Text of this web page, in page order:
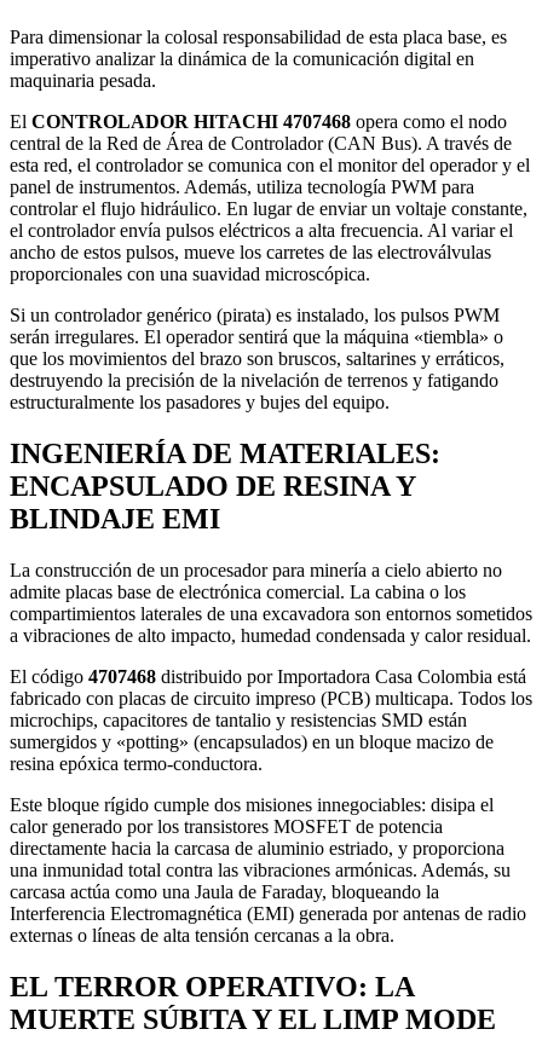
Para dimensionar la colosal responsabilidad de esta placa base, es
imperativo analizar la dinámica de la comunicación digital en
maquinaria pesada.
El CONTROLADOR HITACHI 4707468 opera como el nodo
central de la Red de Área de Controlador (CAN Bus). A través de
esta red, el controlador se comunica con el monitor del operador y el
panel de instrumentos. Además, utiliza tecnología PWM para
controlar el flujo hidráulico. En lugar de enviar un voltaje constante,
el controlador envía pulsos eléctricos a alta frecuencia. Al variar el
ancho de estos pulsos, mueve los carretes de las electroválvulas
proporcionales con una suavidad microscópica.
Si un controlador genérico (pirata) es instalado, los pulsos PWM
serán irregulares. El operador sentirá que la máquina «tiembla» o
que los movimientos del brazo son bruscos, saltarines y erráticos,
destruyendo la precisión de la nivelación de terrenos y fatigando
estructuralmente los pasadores y bujes del equipo.
INGENIERÍA DE MATERIALES:
ENCAPSULADO DE RESINA Y
BLINDAJE EMI
La construcción de un procesador para minería a cielo abierto no
admite placas base de electrónica comercial. La cabina o los
compartimientos laterales de una excavadora son entornos sometidos
a vibraciones de alto impacto, humedad condensada y calor residual.
El código 4707468 distribuido por Importadora Casa Colombia está
fabricado con placas de circuito impreso (PCB) multicapa. Todos los
microchips, capacitores de tantalio y resistencias SMD están
sumergidos y «potting» (encapsulados) en un bloque macizo de
resina epóxica termo-conductora.
Este bloque rígido cumple dos misiones innegociables: disipa el
calor generado por los transistores MOSFET de potencia
directamente hacia la carcasa de aluminio estriado, y proporciona
una inmunidad total contra las vibraciones armónicas. Además, su
carcasa actúa como una Jaula de Faraday, bloqueando la
Interferencia Electromagnética (EMI) generada por antenas de radio
externas o líneas de alta tensión cercanas a la obra.
EL TERROR OPERATIVO: LA
MUERTE SÚBITA Y EL LIMP MODE